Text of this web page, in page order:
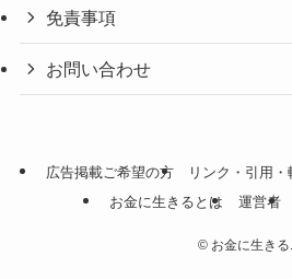
免責事項
お問い合わせ
広告掲載ご希望の方 リンク・引用
お金に生きるとは
運営者
©お金に生きる.